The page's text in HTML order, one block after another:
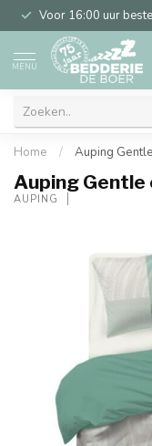
Voor 16:00 uur
MENU
Home / Auping
Auping
AUPING